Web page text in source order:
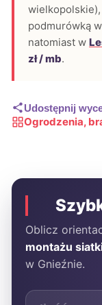
podmurówką w
natomiast w
zł / mb.
Udostępnij
Ogrodzenia,
Oblicz
montażu
w Gnieźnie.